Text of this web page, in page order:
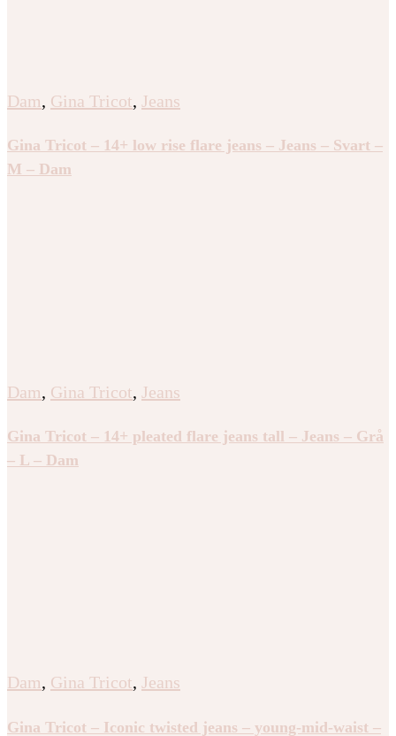
Dam, Gina Tricot, Jeans
Gina Tricot – 14+ low rise flare jeans – Jeans – Svart –
M – Dam
Dam, Gina Tricot, Jeans
Gina Tricot – 14+ pleated flare jeans tall – Jeans – Grå
– L – Dam
Dam, Gina Tricot, Jeans
Gina Tricot – Iconic twisted jeans – young-mid-waist –